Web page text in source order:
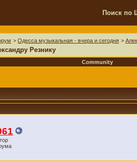
Поиск по
> Одесса музыкальная - вчера и сегодня >
Резнику
Community